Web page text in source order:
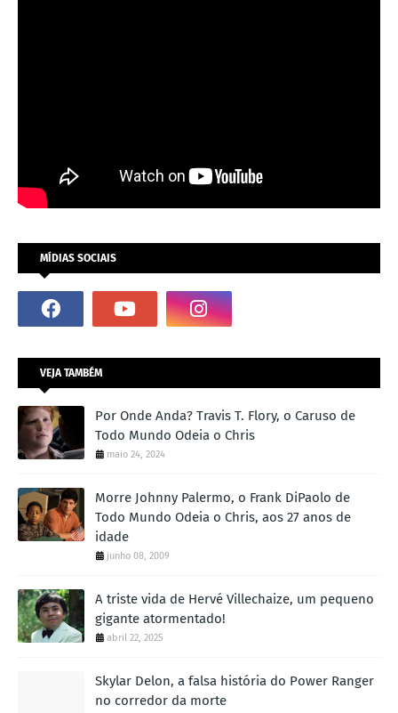
MÍDIAS SOCIAIS
VEJA TAMBÉM
Por Onde Anda? Travis T. Flory, o Caruso de
Todo Mundo Odeia o Chris
maio 24, 2024
Morre Johnny Palermo, o Frank DiPaolo de
Todo Mundo Odeia o Chris, aos 27 anos de
idade
junho 08, 2009
A triste vida de Hervé Villechaize, um pequeno
gigante atormentado!
abril 22, 2025
Skylar Delon, a falsa história do Power Ranger
no corredor da morte